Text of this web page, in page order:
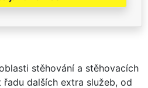
stěhování a stěhovacích
dalších extra služeb, od